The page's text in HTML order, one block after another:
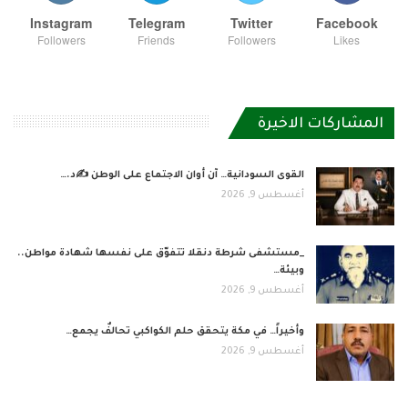
Facebook
Likes
Twitter
Followers
Telegram
Friends
Instagram
Followers
المشاركات الاخيرة
القوى السودانية… آن أوان الاجتماع على الوطن ✍️د.…
أغسطس 9, 2026
_مستشفى شرطة دنقلا تتفوّق على نفسها شهادة مواطن..
وبيئة…
أغسطس 9, 2026
وأخيراً… في مكة يتحقق حلم الكواكبي تحالفٌ يجمع…
أغسطس 9, 2026